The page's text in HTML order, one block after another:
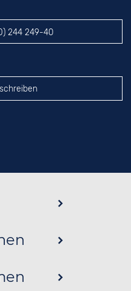
244 249-40